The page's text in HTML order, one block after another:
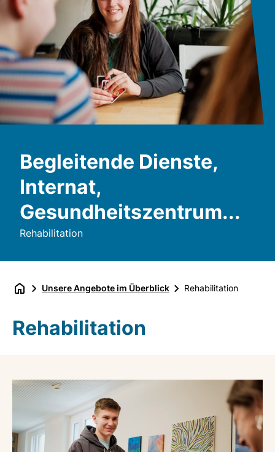
Begleitende Dienste,
Internat,
Gesundheitszentrum...
Rehabilitation
Unsere Angebote im Überblick Rehabilitation
Rehabilitation